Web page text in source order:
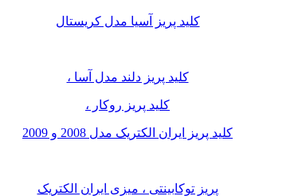
کلید پریز آسیا مدل کریستال
کلید پریز دلند مدل آسا ،
کلید پریز روکار ،
کلید پریز ایران الکتریک مدل 2008 و 2009
پریز توکابینتی ، میزی ایران الکتریک